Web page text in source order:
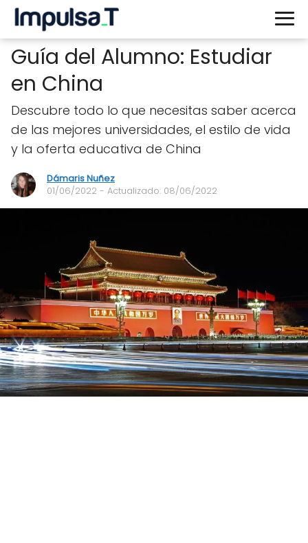
Guía del Alumno: Estudiar
en China
Descubre todo lo que necesitas saber acerca
de las mejores universidades, el estilo de vida
y la oferta educativa de China
Dámaris Nuñez
01/06/2022 - Actualizado: 08/06/2022